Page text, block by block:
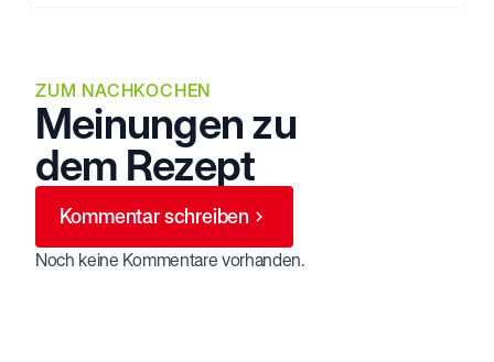
ZUM NACHKOCHEN
Meinungen zu
dem Rezept
Kommentar schreiben
Noch keine Kommentare vorhanden.